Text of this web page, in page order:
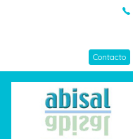
Contacto